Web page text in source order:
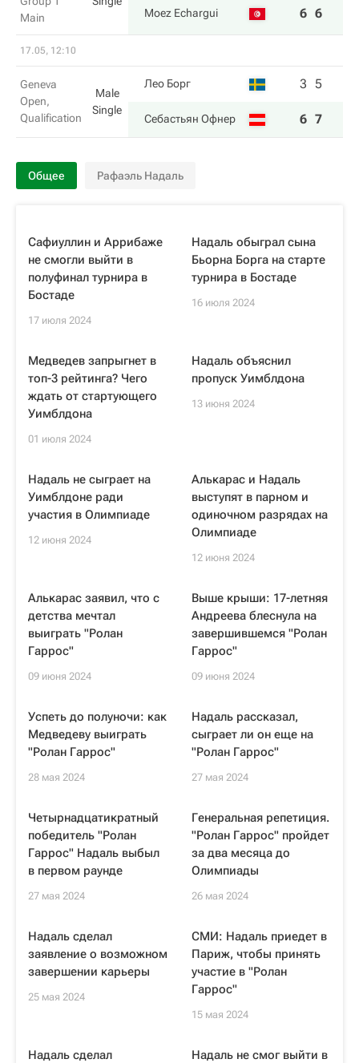
Main
Moez Echargui
6 6
17.05, 12:10
Geneva
Open,
Qualification
Male
Single
Лео Борг 3 5
Себастьян Офнер 6 7
Общее Рафаэль Надаль
Сафиуллин и Аррибаже
не смогли выйти в
полуфинал турнира в
Бостаде
17 июля 2024
Надаль обыграл сына
Бьорна Борга на старте
турнира в Бостаде
16 июля 2024
Медведев запрыгнет в
топ-3 рейтинга? Чего
ждать от стартующего
Уимблдона
01 июля 2024
Надаль объяснил
пропуск Уимблдона
13 июня 2024
Надаль не сыграет на
Уимблдоне ради
участия в Олимпиаде
12 июня 2024
Алькарас и Надаль
выступят в парном и
одиночном разрядах на
Олимпиаде
12 июня 2024
Алькарас заявил, что с
детства мечтал
выиграть "Ролан
Гаррос"
09 июня 2024
Выше крыши: 17-летняя
Андреева блеснула на
завершившемся "Ролан
Гаррос"
09 июня 2024
Успеть до полуночи: как
Медведеву выиграть
"Ролан Гаррос"
28 мая 2024
Надаль рассказал,
сыграет ли он еще на
"Ролан Гаррос"
27 мая 2024
Четырнадцатикратный
победитель "Ролан
Гаррос" Надаль выбыл
в первом раунде
27 мая 2024
Генеральная репетиция.
"Ролан Гаррос" пройдет
за два месяца до
Олимпиады
26 мая 2024
Надаль сделал
заявление о возможном
завершении карьеры
25 мая 2024
СМИ: Надаль приедет в
Париж, чтобы принять
участие в "Ролан
Гаррос"
15 мая 2024
Надаль сделал
Надаль не смог выйти в